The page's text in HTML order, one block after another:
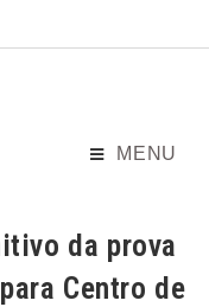
MENU
da prova
Centro de